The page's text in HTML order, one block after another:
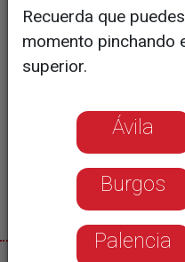
Recuerda que
momento pinchando
superior.
Ávila
Burgos
Palencia